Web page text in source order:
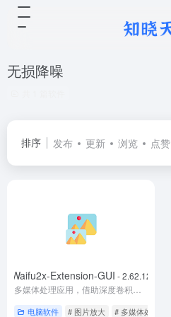
无损降噪
排序 发布 更新 浏览 点赞
Waifu2x-Extension-GUI - 2.62.12
电脑软件 # 图片放大 # 多媒体处理应用